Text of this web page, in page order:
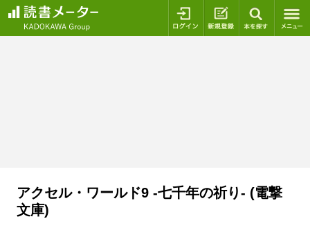
ログイン 新規登録
アクセル・ワールド9 ‐七千年の祈り‐ (電撃
文庫)